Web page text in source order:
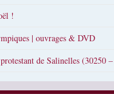
!
| ouvrages & DVD
de Salinelles (30250